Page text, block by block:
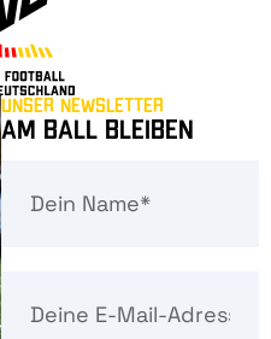
Unser Newsletter
Am Ball bleiben